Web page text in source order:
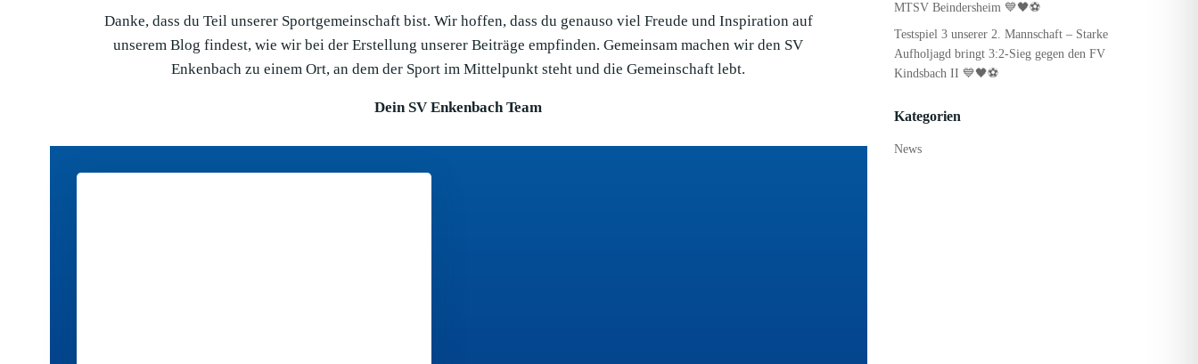
Danke, dass du Teil unserer Sportgemeinschaft bist. Wir hoffen, dass du genauso viel Freude und Inspiration auf
unserem Blog findest, wie wir bei der Erstellung unserer Beiträge empfinden. Gemeinsam machen wir den SV
Enkenbach zu einem Ort, an dem der Sport im Mittelpunkt steht und die Gemeinschaft lebt.
Dein SV Enkenbach Team
MTSV Beindersheim 💙🖤⚽
Testspiel 3 unserer 2. Mannschaft – Starke
Aufholjagd bringt 3:2-Sieg gegen den FV
Kindsbach II 💙🖤⚽
Kategorien
News